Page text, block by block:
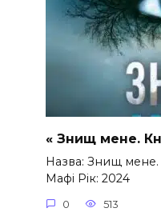
« Знищ мене.
Назва: Знищ мене.
Мафі Рік: 2024
0 513